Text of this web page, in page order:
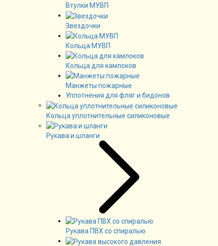
Втулки МУВП
Звездочки
Кольца МУВП
Кольца для камлоков
Манжеты пожарные
Уплотнения для фляг и бидонов
Кольца уплотнительные силиконовые
Рукава и шланги
Рукава ПВХ со спиралью